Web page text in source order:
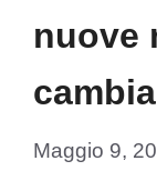
nuove
Maggio 9,